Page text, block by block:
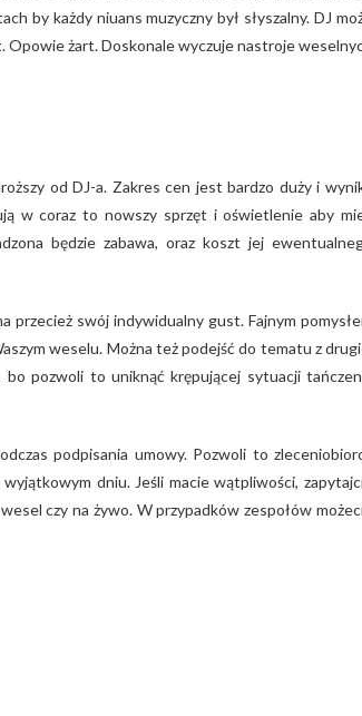
by każdy niuans muzyczny był słyszalny. DJ
Opowie żart. Doskonale wyczuje nastroje
od DJ-a. Zakres cen jest bardzo duży i
w coraz to nowszy sprzęt i oświetlenie aby
będzie zabawa, oraz koszt jej
przecież swój indywidualny gust. Fajnym
weselu. Można też podejść do tematu z
pozwoli to uniknąć krępującej sytuacji
podpisania umowy. Pozwoli to
dniu. Jeśli macie wątpliwości,
czy na żywo. W przypadków zespołów